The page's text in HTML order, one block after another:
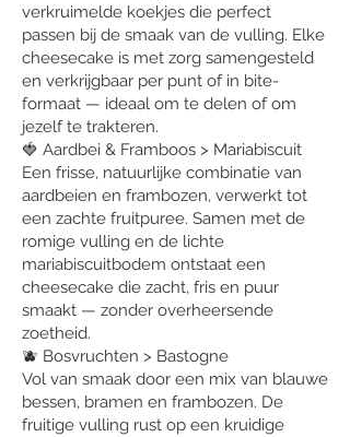
verkruimelde koekjes die perfect
passen bij de smaak van de vulling. Elke
cheesecake is met zorg samengesteld
en verkrijgbaar per punt of in bite-
formaat — ideaal om te delen of om
jezelf te trakteren.
🍓 Aardbei & Framboos > Mariabiscuit
Een frisse, natuurlijke combinatie van
aardbeien en frambozen, verwerkt tot
een zachte fruitpuree. Samen met de
romige vulling en de lichte
mariabiscuitbodem ontstaat een
cheesecake die zacht, fris en puur
smaakt — zonder overheersende
zoetheid.
🫐 Bosvruchten > Bastogne
​Vol van smaak door een mix van blauwe
bessen, bramen en frambozen. De
fruitige vulling rust op een kruidige